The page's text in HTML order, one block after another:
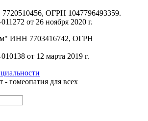
ОГРН 1047796493359.
от 26 ноября 2020 г.
ИНН 7703416742, ОГРН
от 12 марта 2019 г.
гомеопатия для всех